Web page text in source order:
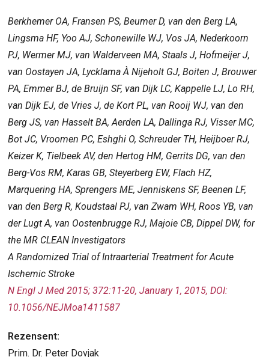
Berkhemer OA, Fransen PS, Beumer D, van den Berg LA,
Lingsma HF, Yoo AJ, Schonewille WJ, Vos JA, Nederkoorn
PJ, Wermer MJ, van Walderveen MA, Staals J, Hofmeijer J,
van Oostayen JA, Lycklama À Nijeholt GJ, Boiten J, Brouwer
PA, Emmer BJ, de Bruijn SF, van Dijk LC, Kappelle LJ, Lo RH,
van Dijk EJ, de Vries J, de Kort PL, van Rooij WJ, van den
Berg JS, van Hasselt BA, Aerden LA, Dallinga RJ, Visser MC,
Bot JC, Vroomen PC, Eshghi O, Schreuder TH, Heijboer RJ,
Keizer K, Tielbeek AV, den Hertog HM, Gerrits DG, van den
Berg-Vos RM, Karas GB, Steyerberg EW, Flach HZ,
Marquering HA, Sprengers ME, Jenniskens SF, Beenen LF,
van den Berg R, Koudstaal PJ, van Zwam WH, Roos YB, van
der Lugt A, van Oostenbrugge RJ, Majoie CB, Dippel DW, for
the MR CLEAN Investigators
A Randomized Trial of Intraarterial Treatment for Acute
Ischemic Stroke
N Engl J Med 2015; 372:11-20, January 1, 2015, DOI:
10.1056/NEJMoa1411587
Rezensent:
Prim. Dr. Peter Dovjak